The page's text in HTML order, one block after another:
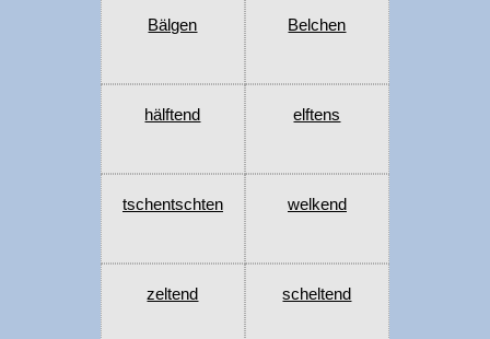
Bälgen Belchen
hälftend elftens
tschentschten welkend
zeltend scheltend